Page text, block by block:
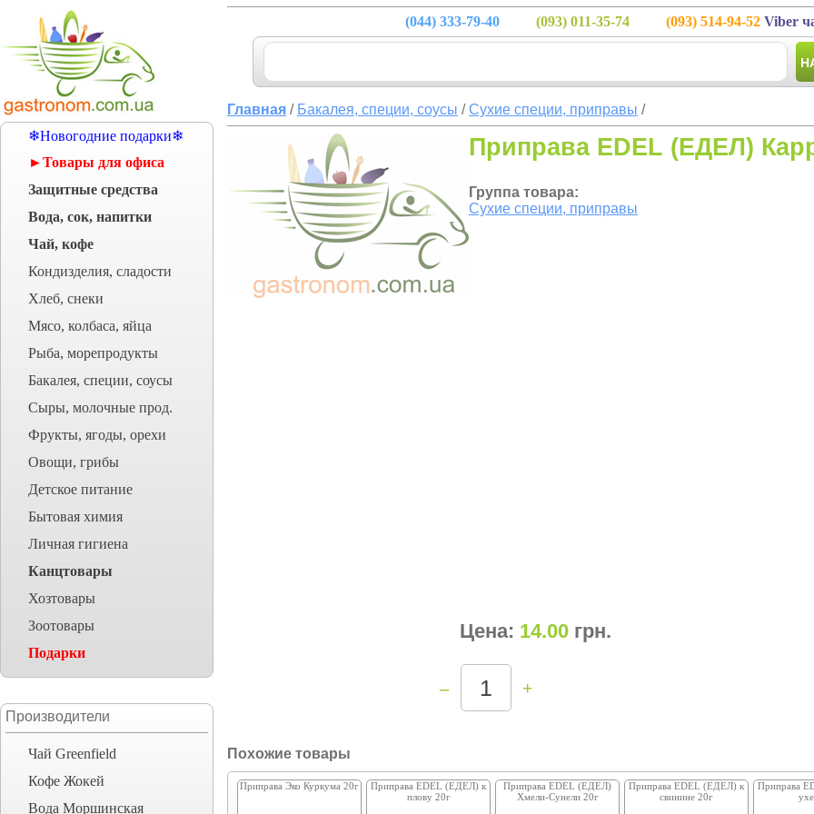
❄Новогодние подарки❄
►Товары для офиса
Защитные средства
Вода, сок, напитки
Чай, кофе
Кондизделия, сладости
Хлеб, снеки
Мясо, колбаса, яйца
Рыба, морепродукты
Бакалея, специи, соусы
Сыры, молочные прод.
Фрукты, ягоды, орехи
Овощи, грибы
Детское питание
Бытовая химия
Личная гигиена
Канцтовары
Хозтовары
Зоотовары
Подарки
Производители
Чай Greenfield
Кофе Жокей
Вода Моршинская
(044) 333-79-40 (093) 011-35-74 (093) 514-94-52 Viber
Главная / Бакалея, специи, соусы /Сухие специи, приправы /
Приправа EDEL (ЕДЕЛ)
Группа товара:
Сухие специи, приправы
Цена: 14.00 грн.
– +
Похожие товары
Приправа Эко Куркума 20г
Приправа EDEL (ЕДЕЛ) к
плову 20г
Приправа EDEL (ЕДЕЛ)
Хмели-Сунели 20г
Приправа EDEL (ЕДЕЛ) к
свинине 20г
Приправа